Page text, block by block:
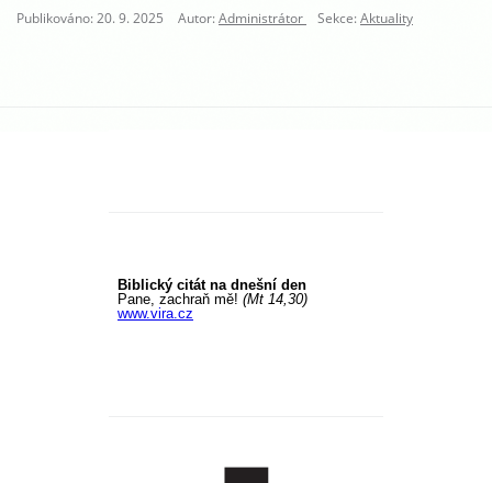
Publikováno: 20. 9. 2025 Autor:Administrátor Sekce:Aktuality